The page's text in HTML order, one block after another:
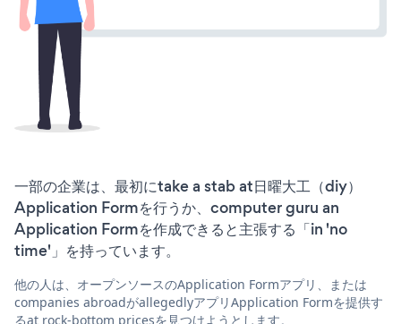
一部の企業は、最初にtake a stab at日曜大工（diy）
Application Formを行うか、computer guru an
Application Formを作成できると主張する「in 'no
time'」を持っています。
他の人は、オープンソースのApplication Formアプリ、または
companies abroadがallegedlyアプリApplication Formを提供す
るat rock-bottom pricesを見つけようとします。